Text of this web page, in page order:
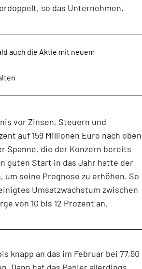
so das Unternehmen.
auch die Aktie mit neuem
vor Zinsen, Steuern und
auf 159 Millionen Euro nach oben
Spanne, die der Konzern bereits
guten Start in das Jahr hatte der
um seine Prognose zu erhöhen. So
Umsatzwachstum zwischen
von 10 bis 12 Prozent an.
knapp an das im Februar bei 77,90
Dann hat das Papier allerdings